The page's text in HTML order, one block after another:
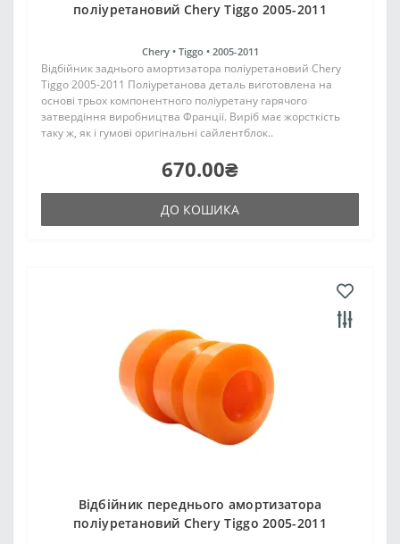
поліуретановий Chery Tiggo 2005-2011
Chery • Tiggo • 2005-2011
Відбійник заднього амортизатора поліуретановий Chery
Tiggo 2005-2011 Поліуретанова деталь виготовлена на
основі трьох компонентного поліуретану гарячого
затвердіння виробництва Франції. Виріб має жорсткість
таку ж, як і гумові оригінальні сайлентблок..
670.00₴
ДО КОШИКА
Відбійник переднього амортизатора
поліуретановий Chery Tiggo 2005-2011